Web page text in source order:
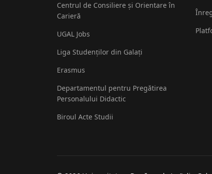
Centrul de Consiliere și Orientare în
Carieră
UGAL Jobs
Liga Studenților din Galați
Erasmus
Departamentul pentru Pregătirea
Personalului Didactic
Biroul Acte Studii